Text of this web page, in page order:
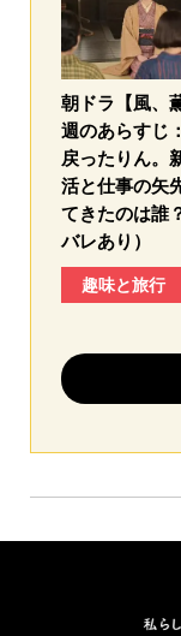
朝ドラ【風、
週のあらすじ
戻ったりん。
活と仕事の矢
てきたのは誰
バレあり）
趣味と旅行